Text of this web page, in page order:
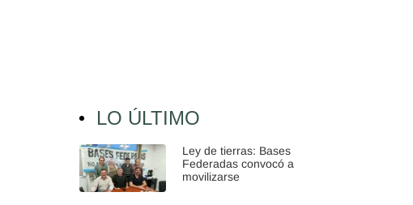
LO ÚLTIMO
Ley de tierras: Bases
Federadas convocó a
movilizarse